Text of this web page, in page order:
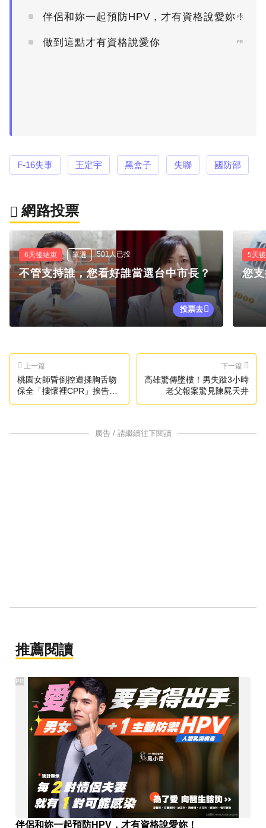
伴侶和妳一起預防HPV，才有資格說愛妳！
PR
做到這點才有資格說愛你 PR
F-16失事 王定宇 黑盒子 失聯 國防部
網路投票
6天後結束 單選 501人已投
不管支持誰，您看好誰當選台中市長？
投票去
5天
您
上一篇
桃園女師昏倒控遭揉胸舌吻
保全「摟懷裡CPR」挨告！
判無罪關鍵曝光
下一篇
高雄驚傳墜樓！男失蹤3小時
老父報案驚見陳屍天井
廣告 / 請繼續往下閱讀
推薦閱讀
伴侶和妳一起預防HPV，才有資格說愛妳！
PR